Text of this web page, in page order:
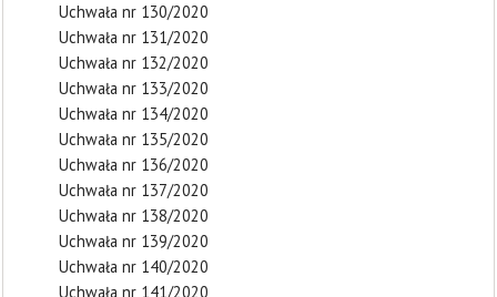
Uchwała nr 130/2020
Uchwała nr 131/2020
Uchwała nr 132/2020
Uchwała nr 133/2020
Uchwała nr 134/2020
Uchwała nr 135/2020
Uchwała nr 136/2020
Uchwała nr 137/2020
Uchwała nr 138/2020
Uchwała nr 139/2020
Uchwała nr 140/2020
Uchwała nr 141/2020